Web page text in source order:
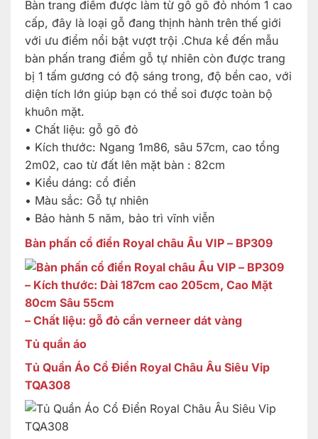
Bàn trang điểm được làm từ gỗ gõ đỏ nhóm 1 cao
cấp, đây là loại gỗ đang thịnh hành trên thế giới
với ưu điểm nổi bật vượt trội .Chưa kể đến mẫu
bàn phấn trang điểm gỗ tự nhiên còn được trang
bị 1 tấm gương có độ sáng trong, độ bền cao, với
diện tích lớn giúp bạn có thể soi được toàn bộ
khuôn mặt.
• Chất liệu: gỗ gõ đỏ
• Kích thước: Ngang 1m86, sâu 57cm, cao tổng
2m02, cao từ đất lên mặt bàn : 82cm
• Kiểu dáng: cổ điển
• Màu sắc: Gỗ tự nhiên
• Bảo hành 5 năm, bảo trì vĩnh viễn
Bàn phấn cổ điển Royal châu Âu VIP – BP309
– Kích thước: Dài 187cm cao 205cm, Cao Mặt
80cm Sâu 55cm
– Chất liệu: gỗ đỏ cẩn verneer dát vàng
Tủ quần áo
Tủ Quần Áo Cổ Điển Royal Châu Âu Siêu Vip
TQA308